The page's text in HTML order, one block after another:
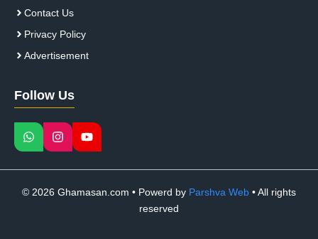
Contact Us
Privacy Policy
Advertisement
Follow Us
© 2026 Ghamasan.com • Powerd by Parshva Web • All rights
reserved